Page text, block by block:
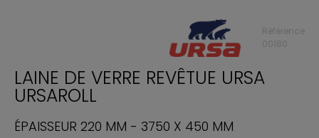
Référence
00180
LAINE DE VERRE REVÊTUE URSA
URSAROLL
ÉPAISSEUR 220 MM - 3750 X 450 MM